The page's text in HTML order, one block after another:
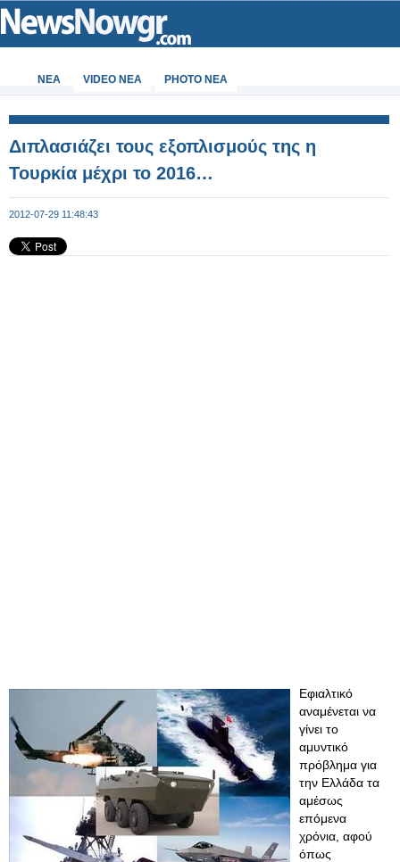
ΝΕΑ VIDEO NEA PHOTO NEA
Διπλασιάζει τους εξοπλισμούς της η
Τουρκία μέχρι το 2016…
2012-07-29 11:48:43
Εφιαλτικό
αναμένεται να
γίνει το
αμυντικό
πρόβλημα για
την Ελλάδα τα
αμέσως
επόμενα
χρόνια, αφού
όπως